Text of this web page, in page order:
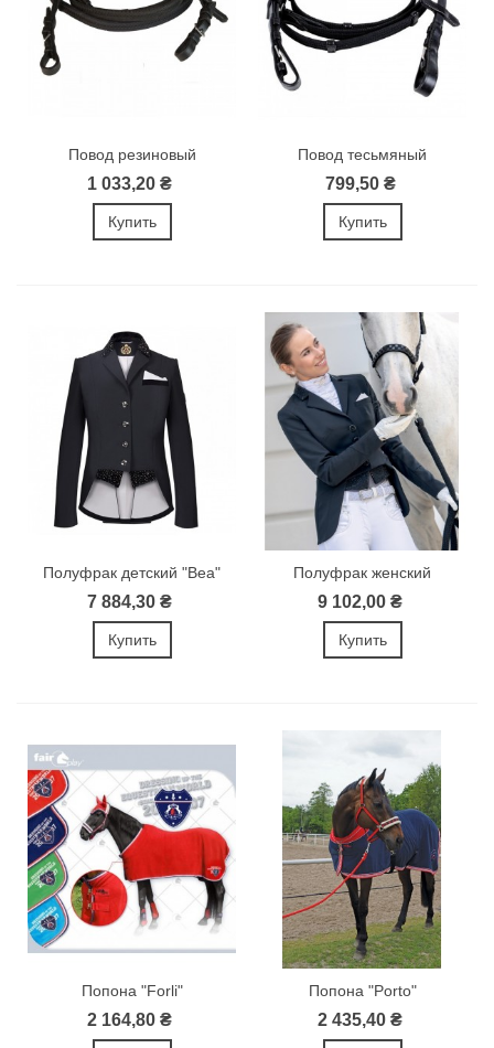
Повод резиновый
1 033,20 ₴
Купить
Повод тесьмяный
799,50 ₴
Купить
Полуфрак детский "Bea"
7 884,30 ₴
Купить
Полуфрак женский
"Anabelle Crystal"
9 102,00 ₴
Купить
Попона "Forli"
2 164,80 ₴
Попона "Porto"
2 435,40 ₴